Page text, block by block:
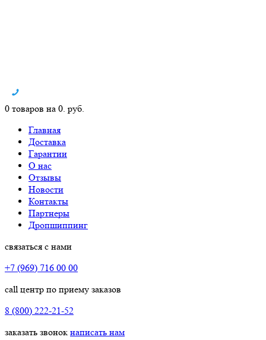
0 товаров на 0. руб.
Главная
Доставка
Гарантии
О нас
Отзывы
Новости
Контакты
Партнеры
Дропшиппинг
связаться с нами
+7 (969) 716 00 00
call центр по приему заказов
8 (800) 222-21-52
заказать звонок написать нам